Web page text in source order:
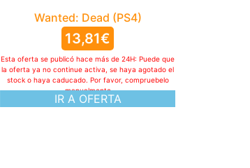
Wanted: Dead (PS4)
13,81€
IR A OFERTA
Esta oferta se publicó hace más de 24H: Puede que
la oferta ya no continue activa, se haya agotado el
stock o haya caducado. Por favor, compruebelo
manualmente